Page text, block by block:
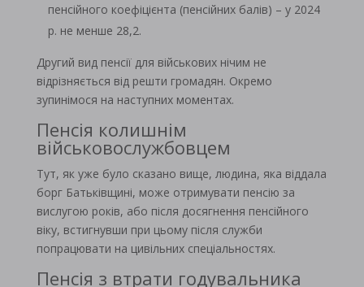
пенсійного коефіцієнта (пенсійних балів) – у 2024
р. не менше 28,2.
Другий вид пенсії для військових нічим не
відрізняється від решти громадян. Окремо
зупинімося на наступних моментах.
Пенсія колишнім
військовослужбовцем
Тут, як уже було сказано вище, людина, яка віддала
борг Батьківщині, може отримувати пенсію за
вислугою років, або після досягнення пенсійного
віку, встигнувши при цьому після служби
попрацювати на цивільних спеціальностях.
Пенсія з втрати годувальника